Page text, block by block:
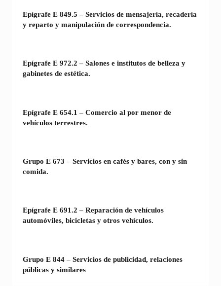
Epígrafe E 849.5 – Servicios de mensajería, recadería
y reparto y manipulación de correspondencia.
Epígrafe E 972.2 – Salones e institutos de belleza y
gabinetes de estética.
Epígrafe E 654.1 – Comercio al por menor de
vehículos terrestres.
Grupo E 673 – Servicios en cafés y bares, con y sin
comida.
Epígrafe E 691.2 – Reparación de vehículos
automóviles, bicicletas y otros vehículos.
Grupo E 844 – Servicios de publicidad, relaciones
públicas y similares